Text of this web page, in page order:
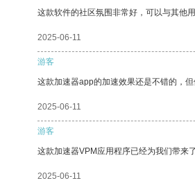
这款软件的社区氛围非常好，可以与其他
2025-06-11
游客
这款加速器app的加速效果还是不错的，
2025-06-11
游客
这款加速器VPM应用程序已经为我们带来
2025-06-11